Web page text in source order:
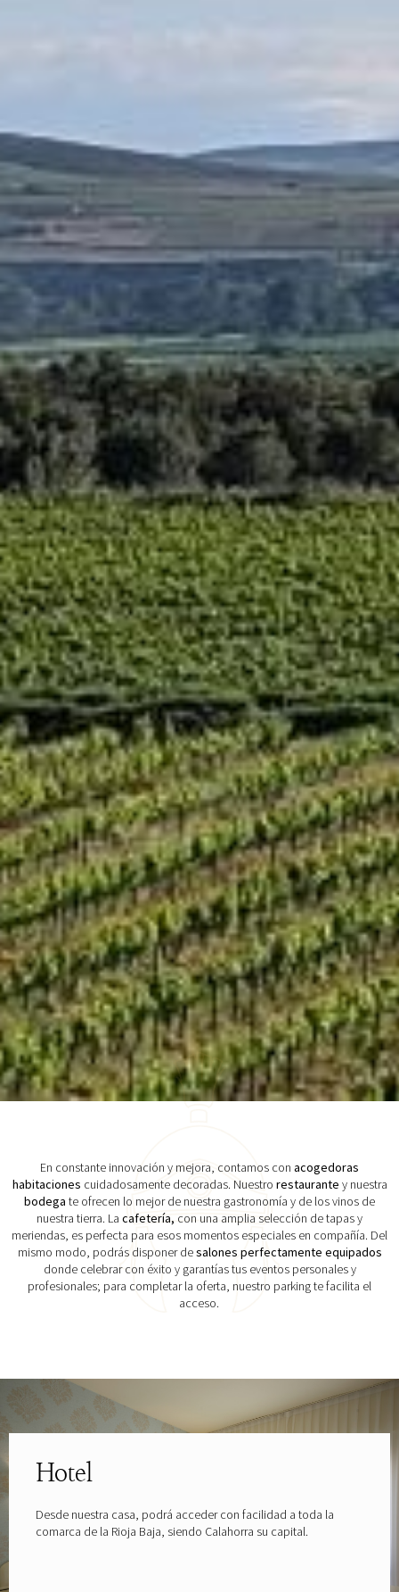
En constante innovación y mejora, contamos con acogedoras
habitaciones cuidadosamente decoradas. Nuestro restaurante y nuestra
bodega te ofrecen lo mejor de nuestra gastronomía y de los vinos de
nuestra tierra. La cafetería, con una amplia selección de tapas y
meriendas, es perfecta para esos momentos especiales en compañía. Del
mismo modo, podrás disponer desalones perfectamente equipados
donde celebrar con éxito y garantías tus eventos personales y
profesionales; para completar la oferta, nuestro parking te facilita el
acceso.
Hotel
Desde nuestra casa, podrá acceder con facilidad a toda la
comarca de la Rioja Baja, siendo Calahorra su capital.